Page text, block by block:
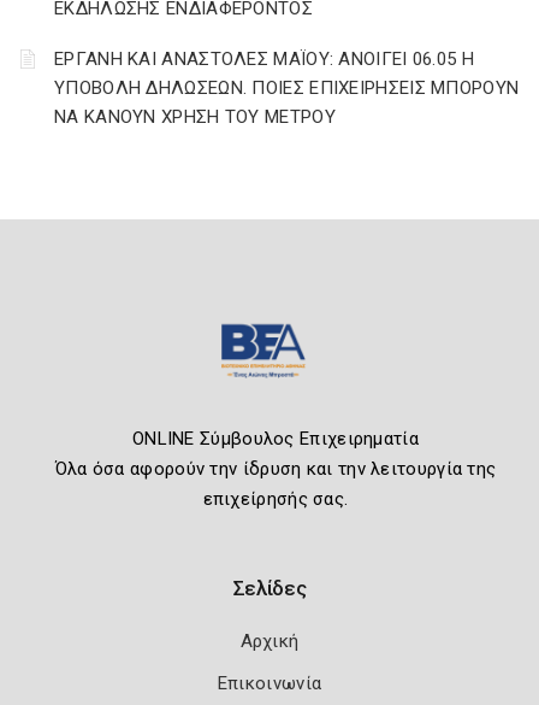
ΕΚΔΗΛΩΣΗΣ ΕΝΔΙΑΦΕΡΟΝΤΟΣ
ΕΡΓΑΝΗ ΚΑΙ ΑΝΑΣΤΟΛΕΣ ΜΑΪΟΥ: ΑΝΟΙΓΕΙ 06.05 Η
ΥΠΟΒΟΛΗ ΔΗΛΩΣΕΩΝ. ΠΟΙΕΣ ΕΠΙΧΕΙΡΗΣΕΙΣ ΜΠΟΡΟΥΝ
ΝΑ ΚΑΝΟΥΝ ΧΡΗΣΗ ΤΟΥ ΜΕΤΡΟΥ
ONLINE Σύμβουλος Επιχειρηματία
Όλα όσα αφορούν την ίδρυση και την λειτουργία της
επιχείρησής σας.
Σελίδες
Αρχική
Επικοινωνία